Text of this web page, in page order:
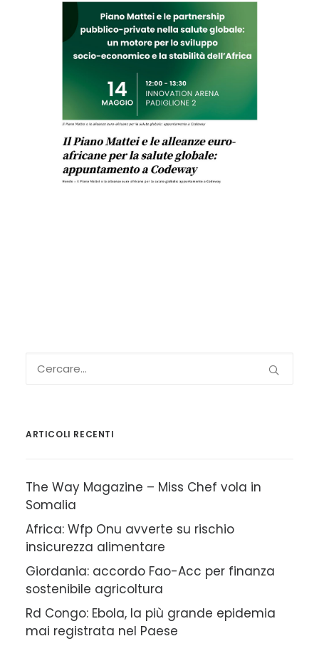
ARTICOLI RECENTI
The Way Magazine – Miss Chef vola in
Somalia
Africa: Wfp Onu avverte su rischio
insicurezza alimentare
Giordania: accordo Fao-Acc per finanza
sostenibile agricoltura
Rd Congo: Ebola, la più grande epidemia
mai registrata nel Paese